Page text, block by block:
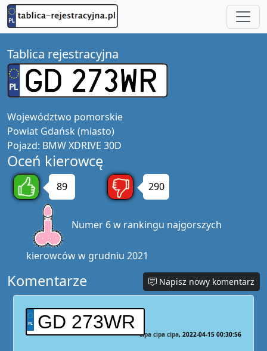
Tablica rejestracyjna
Województwo pomorskie
Powiat Gdańsk (miasto)
Pojazd: BMW XDRIVE 30D
Oceń kierowcę
89 290
Numer 6 w rankingu najgorszych
kierowców w grudniu 2021
Komentarze Napisz nowy komentarz
GD 273WR
cipa cipa cipa 2022-04-15 00:30:56